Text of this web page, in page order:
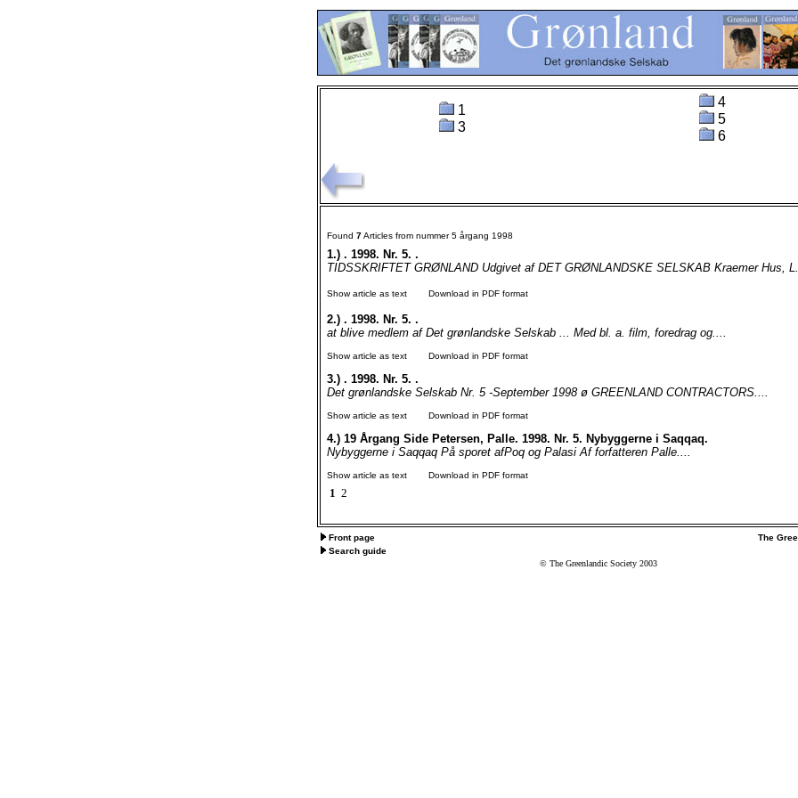
1
3
4
5
6
Found 7Articles from nummer 5 årgang 1998
1.) . 1998. Nr. 5. .
TIDSSKRIFTET GRØNLAND Udgivet af DET GRØNLANDSKE SELSKAB Kraemer Hus,
Show article as text Download in PDF format
2.) . 1998. Nr. 5. .
at blive medlem af Det grønlandske Selskab ... Med bl. a. film, foredrag og....
Show article as text Download in PDF format
3.) . 1998. Nr. 5. .
Det grønlandske Selskab Nr. 5 -September 1998 ø GREENLAND CONTRACTORS....
Show article as text Download in PDF format
4.) 19 Årgang Side Petersen, Palle. 1998. Nr. 5. Nybyggerne i Saqqaq.
Nybyggerne i Saqqaq På sporet afPoq og Palasi Af forfatteren Palle....
Show article as text Download in PDF format
1 2
Front page
The
Search guide
© The Greenlandic Society 2003